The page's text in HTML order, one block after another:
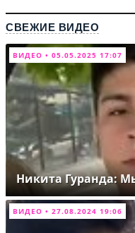
СВЕЖИЕ ВИДЕО
ВИДЕО • 05.05.2025 17:07
Никита Гуранда:
ВИДЕО • 27.08.2024 19:06